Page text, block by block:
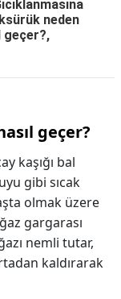
neden
geçer?,
geçer?
kaşığı bal
gibi sıcak
olmak üzere
gargarası
nemli tutar,
kaldırarak